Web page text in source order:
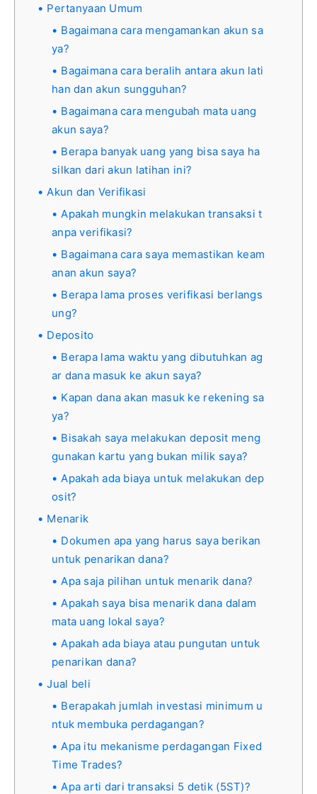
Pertanyaan Umum
Bagaimana cara mengamankan akun sa
ya?
Bagaimana cara beralih antara akun lati
han dan akun sungguhan?
Bagaimana cara mengubah mata uang
akun saya?
Berapa banyak uang yang bisa saya ha
silkan dari akun latihan ini?
Akun dan Verifikasi
Apakah mungkin melakukan transaksi t
anpa verifikasi?
Bagaimana cara saya memastikan keam
anan akun saya?
Berapa lama proses verifikasi berlangs
ung?
Deposito
Berapa lama waktu yang dibutuhkan ag
ar dana masuk ke akun saya?
Kapan dana akan masuk ke rekening sa
ya?
Bisakah saya melakukan deposit meng
gunakan kartu yang bukan milik saya?
Apakah ada biaya untuk melakukan dep
osit?
Menarik
Dokumen apa yang harus saya berikan
untuk penarikan dana?
Apa saja pilihan untuk menarik dana?
Apakah saya bisa menarik dana dalam
mata uang lokal saya?
Apakah ada biaya atau pungutan untuk
penarikan dana?
Jual beli
Berapakah jumlah investasi minimum u
ntuk membuka perdagangan?
Apa itu mekanisme perdagangan Fixed
Time Trades?
Apa arti dari transaksi 5 detik (5ST)?